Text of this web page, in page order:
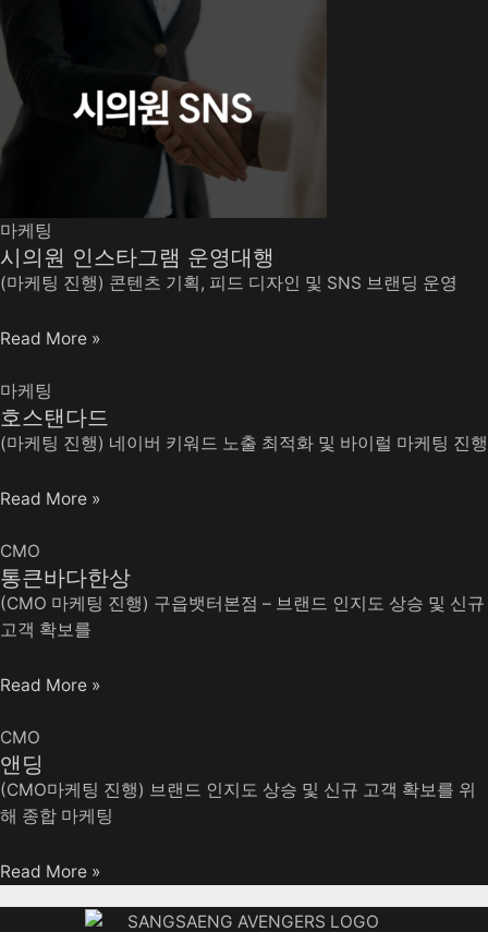
마케팅
시의원 인스타그램 운영대행
(마케팅 진행) 콘텐츠 기획, 피드 디자인 및 SNS 브랜딩 운영
Read More »
마케팅
호스탠다드
(마케팅 진행) 네이버 키워드 노출 최적화 및 바이럴 마케팅 진행
Read More »
CMO
통큰바다한상
(CMO 마케팅 진행) 구읍뱃터본점 – 브랜드 인지도 상승 및 신규
고객 확보를
Read More »
CMO
앤딩
(CMO마케팅 진행) 브랜드 인지도 상승 및 신규 고객 확보를 위
해 종합 마케팅
Read More »